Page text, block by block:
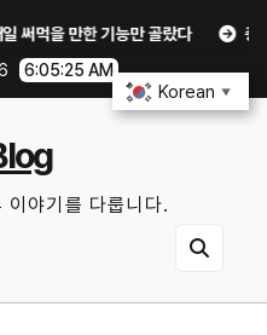
만한 기능만 골랐다
중고 폰·
6:05:26 AM
야기를 다룹니다.
Korean ▼